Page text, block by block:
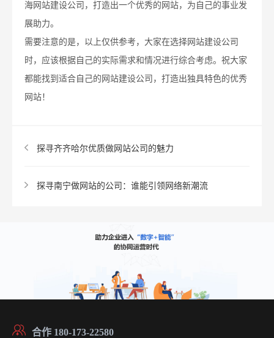
海网站建设公司，打造出一个优秀的网站，为自己的事业发
展助力。
需要注意的是，以上仅供参考，大家在选择网站建设公司
时，应该根据自己的实际需求和情况进行综合考虑。祝大家
都能找到适合自己的网站建设公司，打造出独具特色的优秀
网站！
探寻齐齐哈尔优质做网站公司的魅力
探寻南宁做网站的公司：谁能引领网络新潮流
合作 180-173-22580